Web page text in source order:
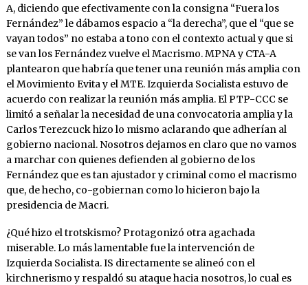
A, diciendo que efectivamente con la consigna “Fuera los
Fernández” le dábamos espacio a “la derecha”, que el “que se
vayan todos” no estaba a tono con el contexto actual y que si
se van los Fernández vuelve el Macrismo. MPNA y CTA-A
plantearon que habría que tener una reunión más amplia con
el Movimiento Evita y el MTE. Izquierda Socialista estuvo de
acuerdo con realizar la reunión más amplia. El PTP-CCC se
limitó a señalar la necesidad de una convocatoria amplia y la
Carlos Terezcuck hizo lo mismo aclarando que adherían al
gobierno nacional. Nosotros dejamos en claro que no vamos
a marchar con quienes defienden al gobierno de los
Fernández que es tan ajustador y criminal como el macrismo
que, de hecho, co-gobiernan como lo hicieron bajo la
presidencia de Macri.
¿Qué hizo el trotskismo? Protagonizó otra agachada
miserable. Lo más lamentable fue la intervención de
Izquierda Socialista. IS directamente se alineó con el
kirchnerismo y respaldó su ataque hacia nosotros, lo cual es